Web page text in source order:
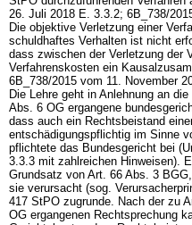
26. Juli 2018 E. 3.3.2; 6B_738/
Die objektive Verletzung einer
schuldhaftes Verhalten ist nicht
dass zwischen der Verletzung der
Verfahrenskosten ein
6B_738/2015 vom 11. November
Die Lehre geht in Anlehnung an die
Abs. 6 OG ergangene
dass auch ein Rechtsbeistand
entschädigungspflichtig im Sinne
pflichtete das Bundesgericht bei
3.3.3 mit zahlreichen Hinweisen).
Grundsatz von Art. 66 Abs. 3 BGG
sie verursacht (sog.
417 StPO zugrunde. Nach der zu
OG ergangenen Rechtsprechung